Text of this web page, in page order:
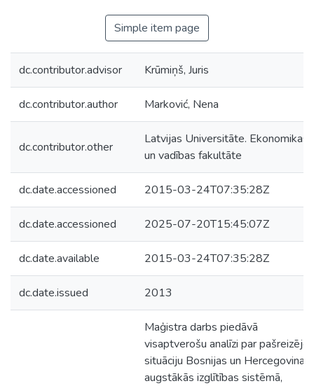
Simple item page
dc.contributor.advisor Krūmiņš, Juris
dc.contributor.author Marković, Nena
dc.contributor.other
Latvijas Universitāte. Ekonomikas
un vadības fakultāte
dc.date.accessioned 2015-03-24T07:35:28Z
dc.date.accessioned 2025-07-20T15:45:07Z
dc.date.available 2015-03-24T07:35:28Z
dc.date.issued 2013
Maģistra darbs piedāvā
visaptverošu analīzi par pašreizējo
situāciju Bosnijas un Hercegovinas
augstākās izglītības sistēmā,